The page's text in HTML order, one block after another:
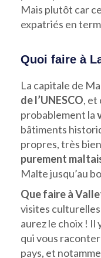
Mais plutôt car
expatriés en
Quoi faire à
La capitale de
de l’UNESCO, et
probablement la
bâtiments
propres, très
purement
Malte jusqu’au
Que faire à
visites
aurez le choix ! Il
qui vous
pays, et